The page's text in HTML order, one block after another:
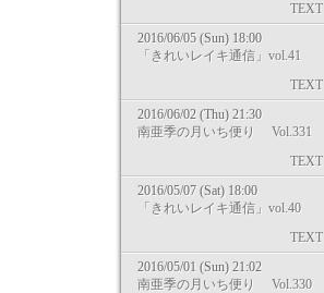
TEXT
2016/06/05 (Sun) 18:00
「きれいレイキ通信」vol.41
TEXT
2016/06/02 (Thu) 21:30
南亜季の月いち便り Vol.331
TEXT
2016/05/07 (Sat) 18:00
「きれいレイキ通信」vol.40
TEXT
2016/05/01 (Sun) 21:02
南亜季の月いち便り Vol.330